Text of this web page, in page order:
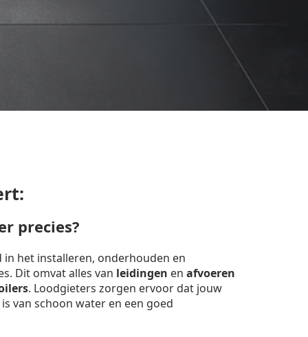
precies?
in het installeren, onderhouden en
Dit omvat alles van leidingen en afvoeren
. Loodgieters zorgen ervoor dat jouw
van schoon water en een goed